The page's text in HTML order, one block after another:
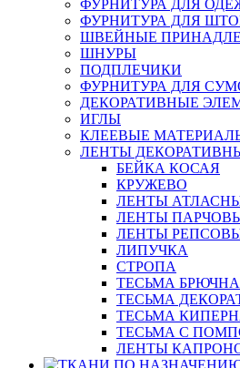
ФУРНИТУРА ДЛЯ
ФУРНИТУРА ДЛЯ
ШВЕЙНЫЕ
ШНУРЫ
ПОДПЛЕЧИКИ
ФУРНИТУРА ДЛЯ
ДЕКОРАТИВНЫЕ
ИГЛЫ
КЛЕЕВЫЕ
ЛЕНТЫ
БЕЙКА КОСАЯ
КРУЖЕВО
ЛЕНТЫ
ЛЕНТЫ
ЛЕНТЫ
ЛИПУЧКА
СТРОПА
ТЕСЬМА
ТЕСЬМА
ТЕСЬМА
ТЕСЬМА С
ЛЕНТЫ